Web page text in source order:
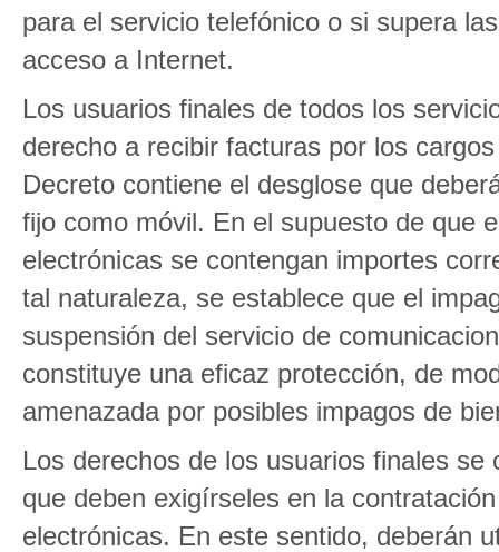
para el servicio telefónico o si supera
acceso a Internet.
Los usuarios finales de todos los
derecho a recibir facturas por los
Decreto contiene el desglose que
fijo como móvil. En el supuesto de que
electrónicas se contengan importes
tal naturaleza, se establece que el
suspensión del servicio de
constituye una eficaz protección, de
amenazada por posibles impagos de
Los derechos de los usuarios finales
que deben exigírseles en la
electrónicas. En este sentido, deberán